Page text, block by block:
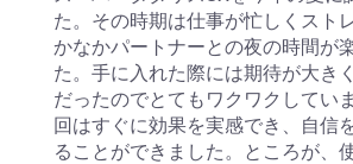
た。その時期は仕事が忙しくスト
かなかパートナーとの夜の時間が
た。手に入れた際には期待が大き
だったのでとてもワクワクしてい
回はすぐに効果を実感でき、自信
ることができました。ところが、